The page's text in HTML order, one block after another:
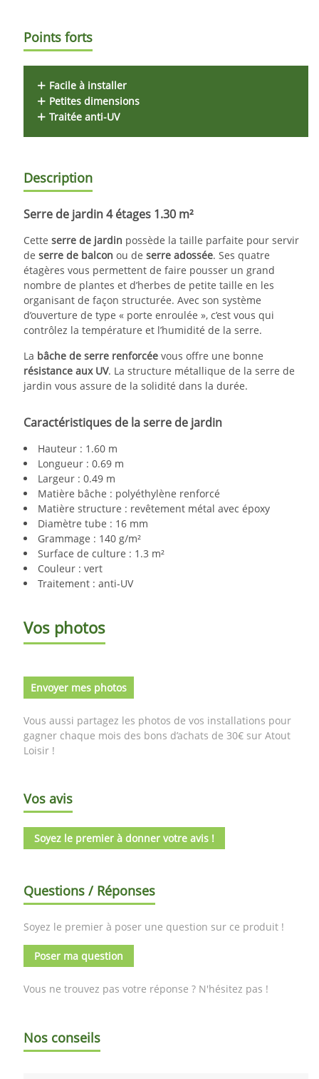
Points forts
Facile à installer
Petites dimensions
Traitée anti-UV
Description
Serre de jardin 4 étages 1.30 m²
Cette serre de jardin possède la taille parfaite pour servir
de serre de balcon ou de serre adossée. Ses quatre
étagères vous permettent de faire pousser un grand
nombre de plantes et d’herbes de petite taille en les
organisant de façon structurée. Avec son système
d’ouverture de type « porte enroulée », c’est vous qui
contrôlez la température et l’humidité de la serre.
La bâche de serre renforcée vous offre une bonne
résistance aux UV. La structure métallique de la serre de
jardin vous assure de la solidité dans la durée.
Caractéristiques de la serre de jardin
Hauteur : 1.60 m
Longueur : 0.69 m
Largeur : 0.49 m
Matière bâche : polyéthylène renforcé
Matière structure : revêtement métal avec époxy
Diamètre tube : 16 mm
Grammage : 140 g/m²
Surface de culture : 1.3 m²
Couleur : vert
Traitement : anti-UV
Vos photos
Envoyer mes photos
Vous aussi partagez les photos de vos installations pour
gagner chaque mois des bons d’achats de 30€ sur Atout
Loisir !
Vos avis
Soyez le premier à donner votre avis !
Questions / Réponses
Soyez le premier à poser une question sur ce produit !
Poser ma question
Vous ne trouvez pas votre réponse ? N'hésitez pas !
Nos conseils